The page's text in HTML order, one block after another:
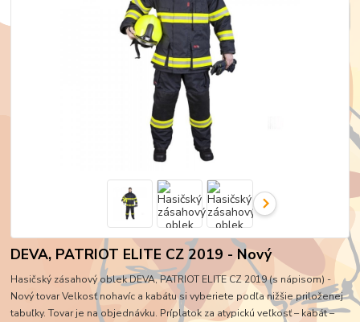
DEVA, PATRIOT ELITE CZ 2019 - Nový
Hasičský zásahový oblek DEVA, PATRIOT ELITE CZ 2019 (s nápisom) -
Nový tovar Velkosť nohavíc a kabátu si vyberiete podľa nižšie priloženej
tabuľky. Tovar je na objednávku. Príplatok za atypickú veľkosť – kabát –